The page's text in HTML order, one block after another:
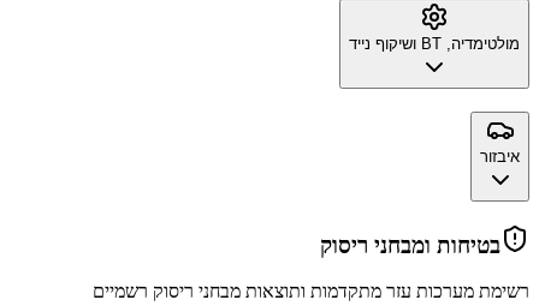
מולטימדיה, BT ושיקוף נייד
איבזור
בטיחות ומבחני ריסוק
רשימת מערכות עזר מתקדמות ותוצאות מבחני ריסוק רשמיים